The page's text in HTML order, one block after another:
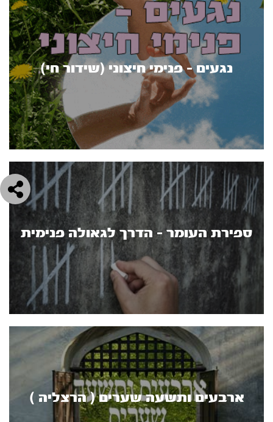
נגעים - פנימי חיצוני (שידור חי)
ספירת העומר - הדרך לגאולה פנימית
ארבעים ותשעה שערים ( הרצליה )